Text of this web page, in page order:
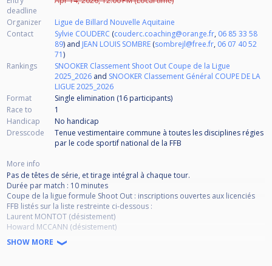
deadline
Organizer
Ligue de Billard Nouvelle Aquitaine
Contact
Sylvie COUDERC (couderc.coaching@orange.fr, 06 85 33 58
89) and JEAN LOUIS SOMBRE (sombrejl@free.fr, 06 07 40 52
71)
Rankings
SNOOKER Classement Shoot Out Coupe de la Ligue
2025_2026 and SNOOKER Classement Général COUPE DE LA
LIGUE 2025_2026
Format
Single elimination (16 participants)
Race to
1
Handicap
No handicap
Dresscode
Tenue vestimentaire commune à toutes les disciplines régies
par le code sportif national de la FFB
More info
Pas de têtes de série, et tirage intégral à chaque tour.
Durée par match : 10 minutes
Coupe de la ligue formule Shoot Out : inscriptions ouvertes aux licenciés
FFB listés sur la liste restreinte ci-dessous :
Laurent MONTOT (désistement)
Howard MCCANN (désistement)
David RIVIERE(désistement)
Arnaud MAHEVAS
SHOW MORE